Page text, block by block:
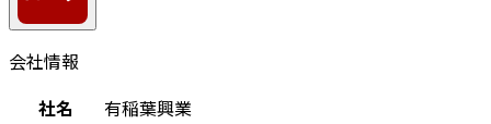
会社情報
社名
有稲葉興業